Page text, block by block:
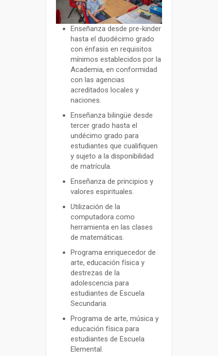
Enseñanza desde pre-kinder
hasta el duodécimo grado
con énfasis en requisitos
mínimos establecidos por la
Academia, en conformidad
con las agencias
acreditados locales y
naciones.
Enseñanza bilingüe desde
tercer grado hasta el
undécimo grado para
estudiantes que cualifiquen
y sujeto a la disponibilidad
de matrícula.
Enseñanza de principios y
valores espirituales.
Utilización de la
computadora como
herramienta en las clases
de matemáticas.
Programa enriquecedor de
arte, educación física y
destrezas de la
adolescencia para
estudiantes de Escuela
Secundaria.
Programa de arte, música y
educación física para
estudiantes de Escuela
Elemental.